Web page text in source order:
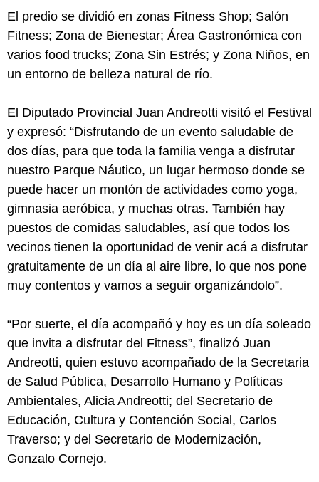
El predio se dividió en zonas Fitness Shop; Salón
Fitness; Zona de Bienestar; Área Gastronómica con
varios food trucks; Zona Sin Estrés; y Zona Niños, en
un entorno de belleza natural de río.
El Diputado Provincial Juan Andreotti visitó el Festival
y expresó: “Disfrutando de un evento saludable de
dos días, para que toda la familia venga a disfrutar
nuestro Parque Náutico, un lugar hermoso donde se
puede hacer un montón de actividades como yoga,
gimnasia aeróbica, y muchas otras. También hay
puestos de comidas saludables, así que todos los
vecinos tienen la oportunidad de venir acá a disfrutar
gratuitamente de un día al aire libre, lo que nos pone
muy contentos y vamos a seguir organizándolo”.
“Por suerte, el día acompañó y hoy es un día soleado
que invita a disfrutar del Fitness”, finalizó Juan
Andreotti, quien estuvo acompañado de la Secretaria
de Salud Pública, Desarrollo Humano y Políticas
Ambientales, Alicia Andreotti; del Secretario de
Educación, Cultura y Contención Social, Carlos
Traverso; y del Secretario de Modernización,
Gonzalo Cornejo.